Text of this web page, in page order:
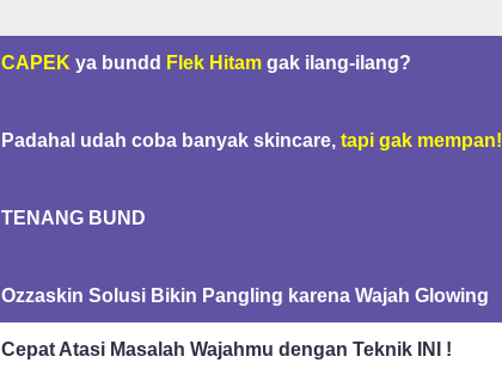
CAPEK ya bundd Flek Hitam gak ilang-ilang?
Padahal udah coba banyak skincare, tapi gak mempan!
TENANG BUND
Ozzaskin Solusi Bikin Pangling karena Wajah Glowing
Cepat Atasi Masalah Wajahmu dengan Teknik INI !